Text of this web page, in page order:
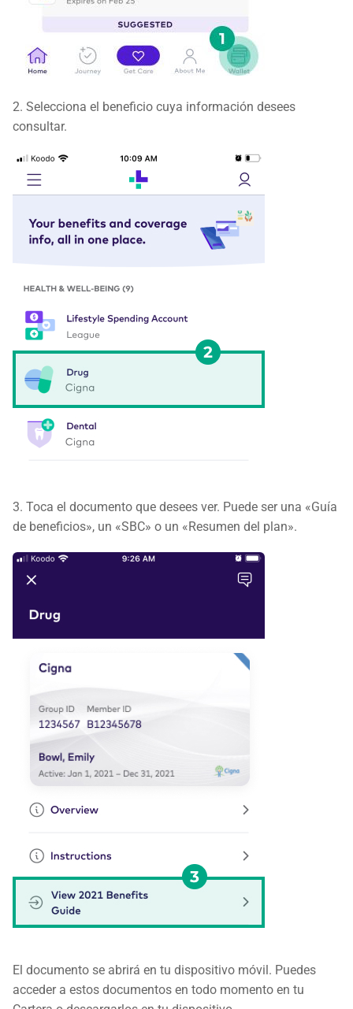
2. Selecciona el beneficio cuya información desees
consultar.
3. Toca el documento que desees ver. Puede ser una «Guía
de beneficios», un «SBC» o un «Resumen del plan».
El documento se abrirá en tu dispositivo móvil. Puedes
acceder a estos documentos en todo momento en tu